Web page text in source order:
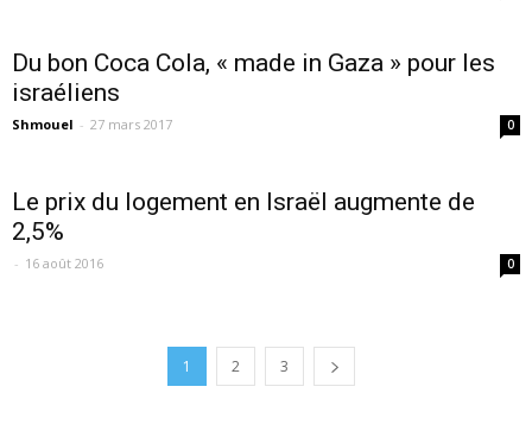
Du bon Coca Cola, « made in Gaza » pour les
israéliens
Shmouel - 27 mars 2017 0
Le prix du logement en Israël augmente de
2,5%
- 16 août 2016 0
1 2 3